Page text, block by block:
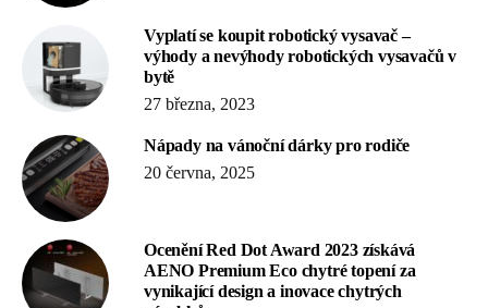
Vyplatí se koupit robotický vysavač –
výhody a nevýhody robotických vysavačů v
bytě
27 března, 2023
Nápady na vánoční dárky pro rodiče
20 června, 2025
Ocenění Red Dot Award 2023 získává
AENO Premium Eco chytré topení za
vynikající design a inovace chytrých